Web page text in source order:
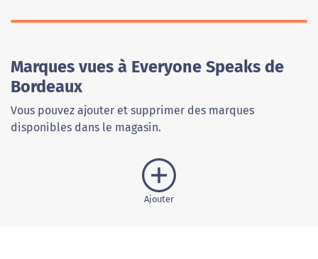
Marques vues à Everyone Speaks de
Bordeaux
Vous pouvez ajouter et supprimer des marques
disponibles dans le magasin.
Ajouter